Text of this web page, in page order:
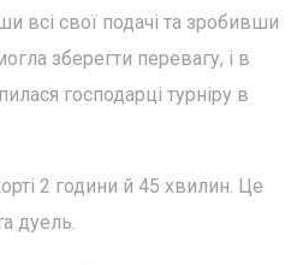
всі свої подачі та зробивши
зберегти перевагу, і в
господарці турніру в
2 години й 45 хвилин. Це
дуель.